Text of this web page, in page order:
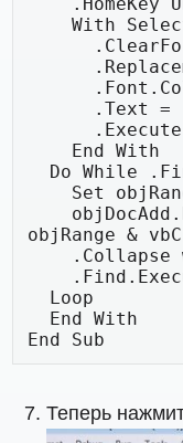
objRange &
End Sub
Теперь